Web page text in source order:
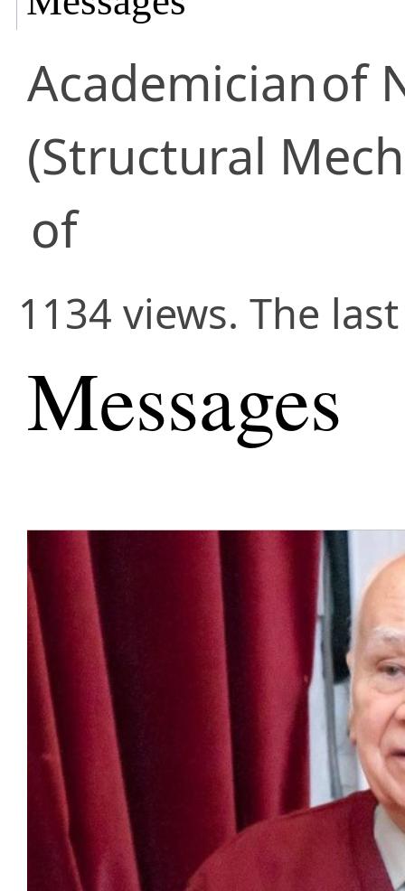
Academicianof
(Structural
of
1134 views. The
Messages